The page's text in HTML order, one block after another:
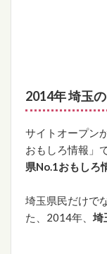
2014年 埼玉
サイトオープン
おもしろ情報」
県No.1おもしろ
埼玉県民だけで
た、2014年、 埼